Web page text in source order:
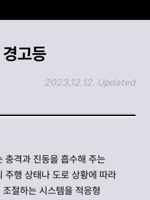
고등
2023.12.12. Updated
충격과 진동을 흡수해 주는
주행 상태나 도로 상황에 따라
절하는 시스템을 적응형
링크 복사하기